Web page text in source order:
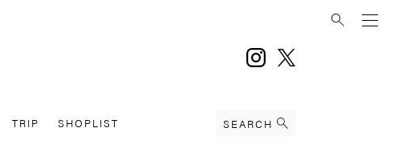
instagram
TRIP SHOPLIST SEARCH